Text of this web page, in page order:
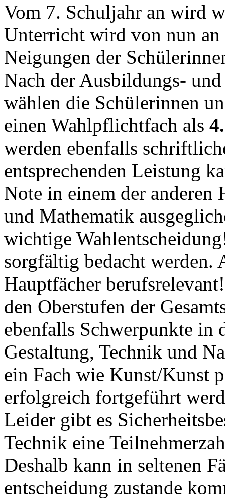
Vom 7. Schul­jahr an wird
Unter­richt wird von nun
Neigungen der
Nach der Ausbildungs-
wählen die Schülerinnen
einen Wahl­pflicht­fach als
wer­den eben­falls
ent­spre­chen­den Leistung
Note in einem der an­de­ren
und Mathe­ma­tik
wichtige
sorg­fäl­tig bedacht wer­den.
Hauptfächer
den Ober­stufen der
eben­falls Schwer­punkte in
Gestaltung, Technik und
ein Fach wie Kunst/Kunst
erfolgreich fortgeführt
Leider gibt es
Technik eine
Deshalb kann in seltenen
ent­scheidung zustande